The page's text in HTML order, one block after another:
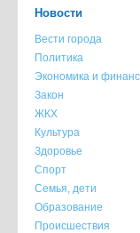
Мнение
При
ссылка на
При
указание
По всем
Новости
Вести города
Политика
Экономика и
Закон
ЖКХ
Культура
Здоровье
Спорт
Семья, дети
Образование
Происшествия